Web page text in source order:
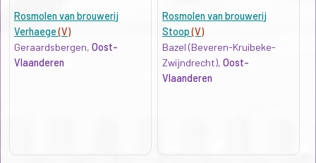
Rosmolen van brouwerij
Verhaege(V)
Geraardsbergen, Oost-
Vlaanderen
Rosmolen van brouwerij
Stoop(V)
Bazel (Beveren-Kruibeke-
Zwijndrecht),Oost-
Vlaanderen